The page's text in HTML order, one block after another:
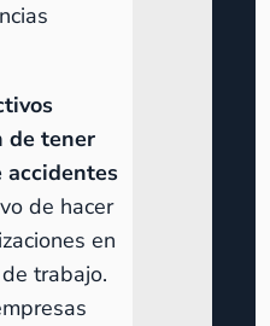
de tener
accidentes
de hacer
en
trabajo.